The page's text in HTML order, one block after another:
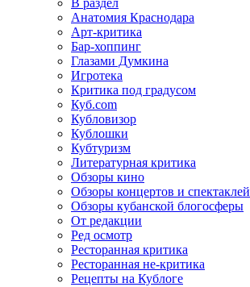
В раздел
Анатомия Краснодара
Арт-критика
Бар-хоппинг
Глазами Думкина
Игротека
Критика под градусом
Куб.com
Кубловизор
Кублошки
Кубтуризм
Литературная критика
Обзоры кино
Обзоры концертов и спектаклей
Обзоры кубанской блогосферы
От редакции
Ред осмотр
Ресторанная критика
Ресторанная не-критика
Рецепты на Кублоге